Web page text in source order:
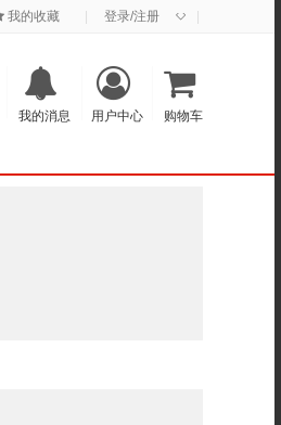
我的收藏 登录/注册 ◇
购物车
用户中心
我的消息